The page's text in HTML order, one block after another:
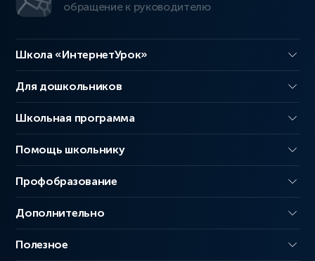
обращение к руководителю
Школа «ИнтернетУрок»
Для дошкольников
Школьная программа
Помощь школьнику
Профобразование
Дополнительно
Полезное